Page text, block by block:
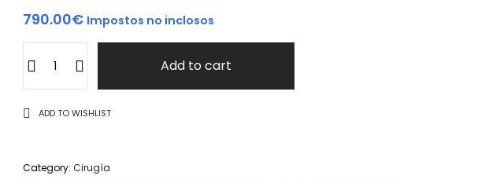
790.00€ Impostos no inclosos
de
Explantació
-
Add to cart
ADD TO WISHLIST
Category: Cirugía